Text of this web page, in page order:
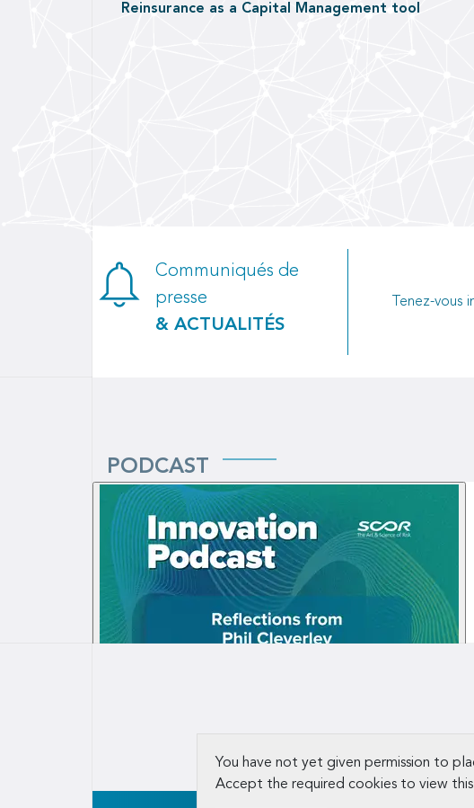
Reinsurance as a Capital Management tool
Communiqués de
presse
& ACTUALITÉS
Tenez-vous
PODCAST
You have not yet given permission to
Accept the required cookies to view